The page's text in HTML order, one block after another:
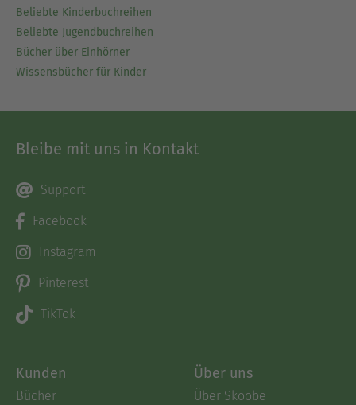
Ausblenden
Beliebte Kinderbuchreihen
Beliebte Jugendbuchreihen
Bücher über Einhörner
Wissensbücher für Kinder
Bleibe mit uns in Kontakt
Support
Facebook
Instagram
Pinterest
TikTok
Kunden
Bücher
Über uns
Über Skoobe